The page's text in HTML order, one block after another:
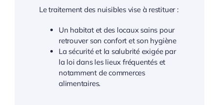
Le traitement des nuisibles vise à restituer :
Un habitat et des locaux sains pour
retrouver son confort et son hygiène
La sécurité et la salubrité exigée par
la loi dans les lieux fréquentés et
notamment de commerces
alimentaires.